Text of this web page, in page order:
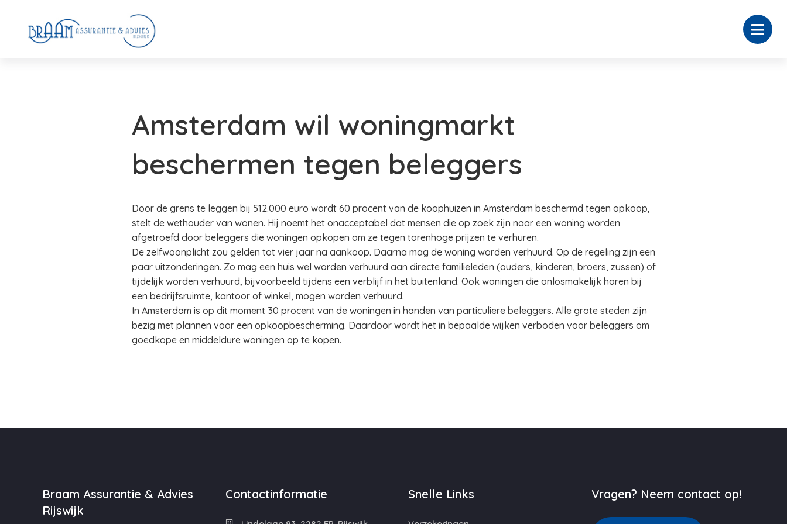
Amsterdam wil woningmarkt
beschermen tegen beleggers
Door de grens te leggen bij 512.000 euro wordt 60 procent van de koophuizen in Amsterdam beschermd tegen opkoop,
stelt de wethouder van wonen. Hij noemt het onacceptabel dat mensen die op zoek zijn naar een woning worden
afgetroefd door beleggers die woningen opkopen om ze tegen torenhoge prijzen te verhuren.
De zelfwoonplicht zou gelden tot vier jaar na aankoop. Daarna mag de woning worden verhuurd. Op de regeling zijn een
paar uitzonderingen. Zo mag een huis wel worden verhuurd aan directe familieleden (ouders, kinderen, broers, zussen) of
tijdelijk worden verhuurd, bijvoorbeeld tijdens een verblijf in het buitenland. Ook woningen die onlosmakelijk horen bij
een bedrijfsruimte, kantoor of winkel, mogen worden verhuurd.
In Amsterdam is op dit moment 30 procent van de woningen in handen van particuliere beleggers. Alle grote steden zijn
bezig met plannen voor een opkoopbescherming. Daardoor wordt het in bepaalde wijken verboden voor beleggers om
goedkope en middeldure woningen op te kopen.
Braam Assurantie & Advies
Rijswijk
Contactinformatie Snelle Links Vragen? Neem contact op!